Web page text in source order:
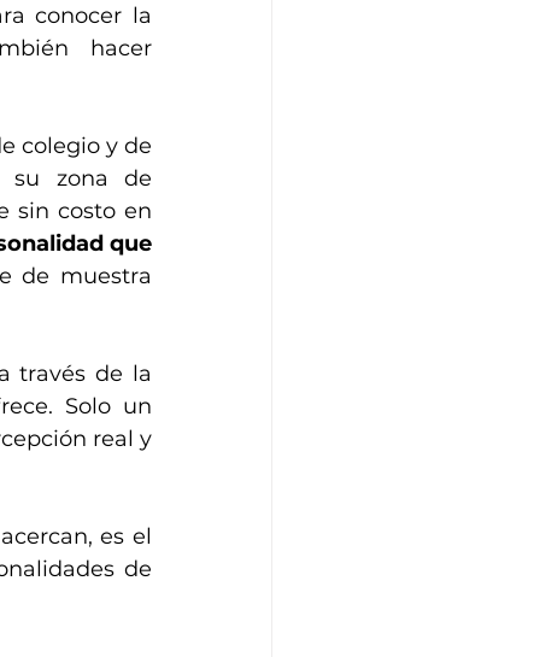
conocer la
hacer
colegio y de
su zona de
que
de muestra
través de la
Solo un
real y
es el
de